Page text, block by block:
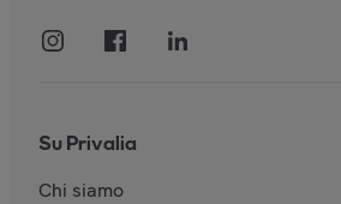
Su Privalia
Chi siamo